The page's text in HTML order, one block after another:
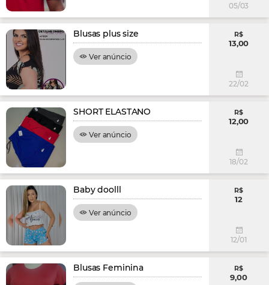
05/03
Blusas plus size
Ver anúncio
R$
13,00
22/02
SHORT ELASTANO
Ver anúncio
R$
12,00
18/02
Baby doolll
Ver anúncio
R$
12
12/01
Blusas Feminina R$
9,00